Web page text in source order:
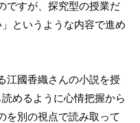
ですが、探究型の授業だ
というような内容で進め
江國香織さんの小説を授
めるように心情把握から
を別の視点で読み取って